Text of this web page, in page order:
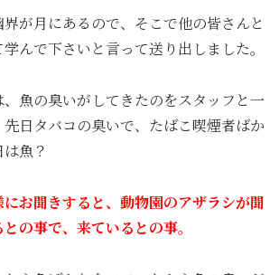
が月にあるので、そこで他の皆さんと
んで下さいと言って送り出しました。
魚の臭いがしてきたのをスタッフと一
日タバコの臭いで、たばこ喫煙者ばか
魚？
にお聞きすると、動物園のアザラシが聞
の事で、来ているとの事。